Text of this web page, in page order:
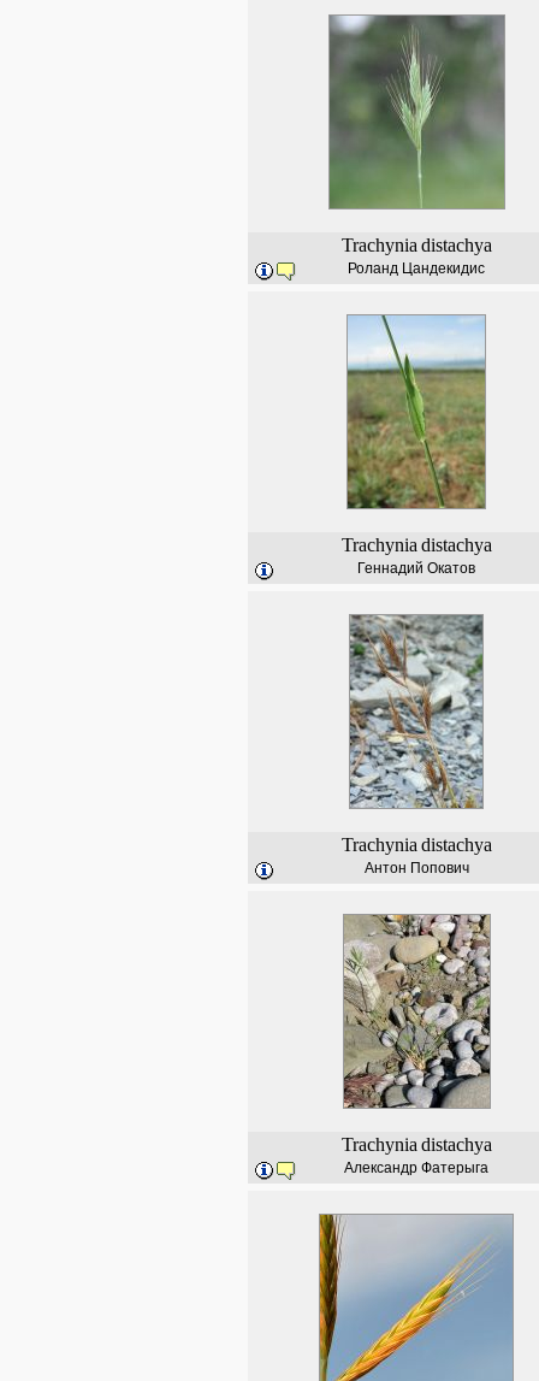
Trachynia distachya
Роланд Цандекидис
Trachynia distachya
Геннадий Окатов
Trachynia distachya
Антон Попович
Trachynia distachya
Александр Фатерыга